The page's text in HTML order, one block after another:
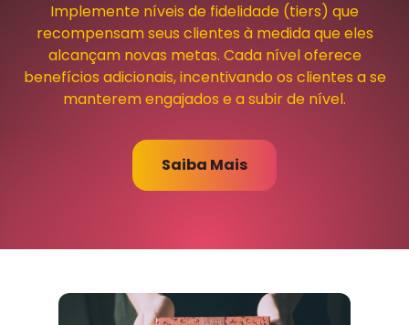
Implemente níveis de fidelidade (tiers) que
recompensam seus clientes à medida que eles
alcançam novas metas. Cada nível oferece
benefícios adicionais, incentivando os clientes a se
manterem engajados e a subir de nível.
Saiba Mais